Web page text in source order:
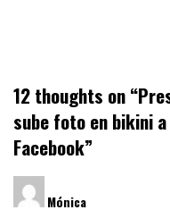
12 thoughts on “
sube foto en bikini
Facebook”
Mónica